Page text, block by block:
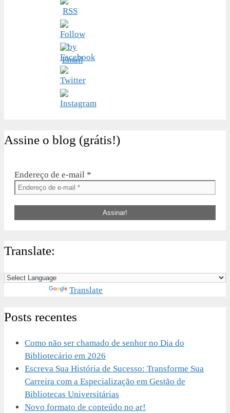
Assine o blog (grátis!)
Endereço de e-mail *
Translate:
Translate
Posts recentes
Como não ser chamado de senhor no Dia do
Bibliotecário em 2026
Escreva Sua História de Sucesso: Transforme Sua
Carreira com a Especialização em Gestão de
Bibliotecas Universitárias
Novo formato de conteúdo no ar!